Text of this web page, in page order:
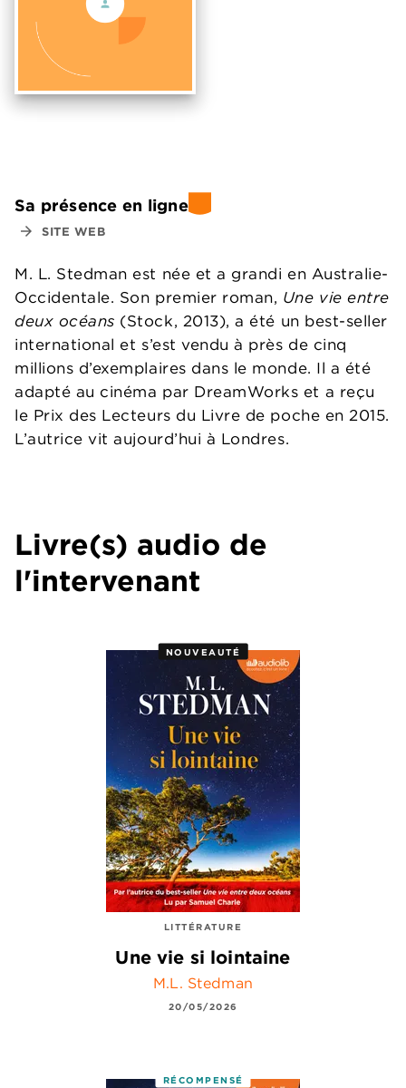
M. L. Stedman est née et a grandi en Australie-
Occidentale. Son premier roman, Une vie entre
deux océans (Stock, 2013), a été un best-seller
international et s’est vendu à près de cinq
millions d’exemplaires dans le monde. Il a été
adapté au cinéma par DreamWorks et a reçu
le Prix des Lecteurs du Livre de poche en 2015.
L’autrice vit aujourd’hui à Londres.
Sa présence en ligne
arrow_forward SITE WEB
Livre(s) audio de
l'intervenant
NOUVEAUTÉ
LITTÉRATURE
Une vie si lointaine
M.L. Stedman
20/05/2026
RÉCOMPENSÉ